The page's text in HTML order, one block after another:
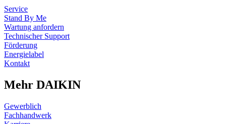
Service
Stand By Me
Wartung anfordern
Technischer Support
Förderung
Energielabel
Kontakt
Mehr DAIKIN
Gewerblich
Fachhandwerk